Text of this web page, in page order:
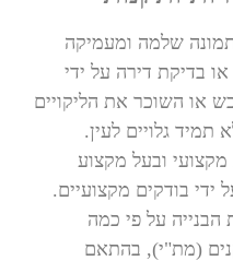
שלמה ומעמיקה
בדיקת דירה על ידי
או השוכר את הליקויים
תמיד גלויים לעין.
ובעל מקצוע
ידי בודקים מקצועיים.
הבנייה על פי כמה
(מת"י), בהתאם